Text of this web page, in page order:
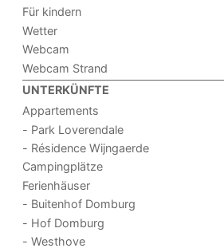
Für kindern
Wetter
Webcam
Webcam Strand
UNTERKÜNFTE
Appartements
- Park Loverendale
- Résidence Wijngaerde
Campingplätze
Ferienhäuser
- Buitenhof Domburg
- Hof Domburg
- Westhove